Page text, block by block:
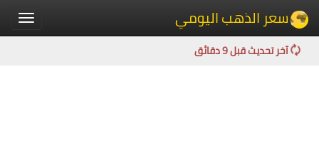
Toggle سعر الذهب اليومي
آخر تحديث قبل 9 دقائق